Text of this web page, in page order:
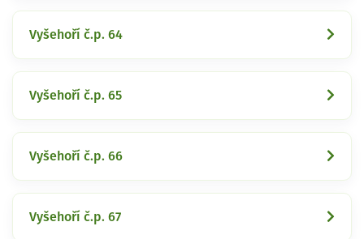
Vyšehoří č.p. 64
Vyšehoří č.p. 65
Vyšehoří č.p. 66
Vyšehoří č.p. 67